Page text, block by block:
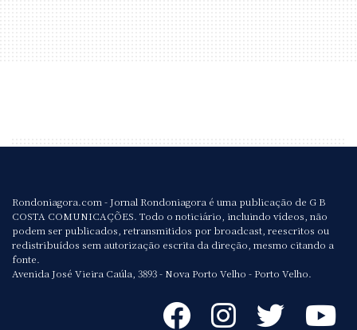
Rondoniagora.com - Jornal Rondoniagora é uma publicação de G B
COSTA COMUNICAÇÕES. Todo o noticiário, incluindo vídeos, não
podem ser publicados, retransmitidos por broadcast, reescritos ou
redistribuídos sem autorização escrita da direção, mesmo citando a
fonte.
Avenida José Vieira Caúla, 3893 - Nova Porto Velho - Porto Velho.